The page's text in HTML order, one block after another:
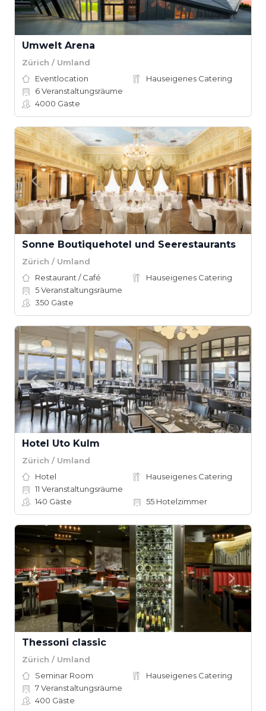
Umwelt Arena
Zürich / Umland
Eventlocation
Hauseigenes Catering
6Veranstaltungsräume
4000 Gäste
Sonne Boutiquehotel und Seerestaurants
Zürich / Umland
Restaurant / Café
Hauseigenes Catering
5Veranstaltungsräume
350 Gäste
Hotel Uto Kulm
Zürich / Umland
Hotel
Hauseigenes Catering
11 Veranstaltungsräume
140 Gäste 55 Hotelzimmer
Thessoni classic
Zürich / Umland
Seminar Room
Hauseigenes Catering
7Veranstaltungsräume
400 Gäste